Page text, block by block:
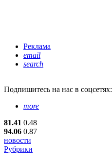
Реклама
email
search
Подпишитесь на нас в соцсетях:
more
81.41 0.48
94.06 0.87
новости
Рубрики